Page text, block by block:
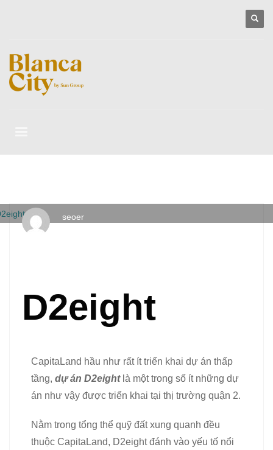
seoer
D2eight
CapitaLand hầu như rất ít triển khai dự án thấp
tầng, dự án D2eightlà một trong số ít những dự
án như vậy được triển khai tại thị trường quận 2.
Nằm trong tổng thể quỹ đất xung quanh đều
thuộc CapitaLand, D2eight đánh vào yếu tố nổi